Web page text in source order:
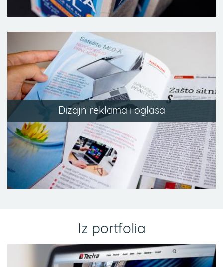
Dizajn reklama i oglasa
Iz portfolia